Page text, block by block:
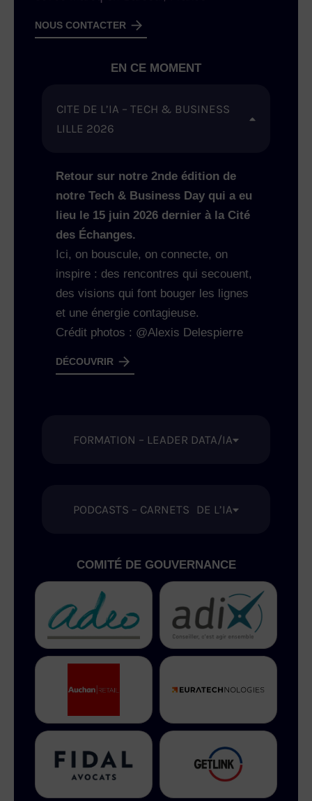
NOUS CONTACTER
EN CE MOMENT
CITE DE L’IA – TECH & BUSINESS
LILLE 2026
Retour sur notre 2nde édition de
notre Tech & Business Day qui a eu
lieu le 15 juin 2026 dernier à la Cité
des Échanges.
Ici, on bouscule, on connecte, on
inspire : des rencontres qui secouent,
des visions qui font bouger les lignes
et une énergie contagieuse.
Crédit photos : @Alexis Delespierre
DÉCOUVRIR
FORMATION – LEADER DATA/IA
PODCASTS – CARNETS DE L’IA
COMITÉ DE GOUVERNANCE